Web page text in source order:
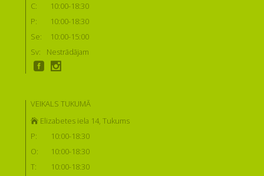
C:
10:00-18:30
P:
10:00-18:30
Se:
10:00-15:00
Sv:
Nestrādājam
VEIKALS TUKUMĀ
Elizabetes iela 14, Tukums
P:
10:00-18:30
O:
10:00-18:30
T:
10:00-18:30